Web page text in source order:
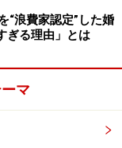
“浪費家認定”した婚
ぎる理由」とは
マ